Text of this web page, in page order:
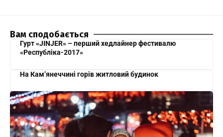
Вам сподобається
Гурт «JINJER» – перший хедлайнер фестивалю
«Республіка-2017»
На Кам’янеччині горів житловий будинок